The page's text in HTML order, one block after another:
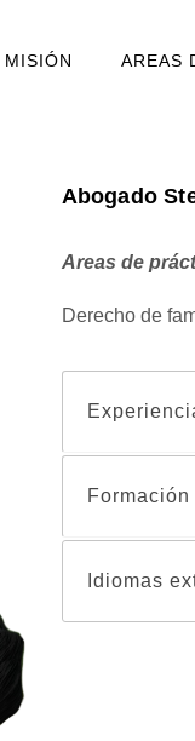
MISIÓN AREAS
Abogado
Areas de
Derecho de
Idiomas